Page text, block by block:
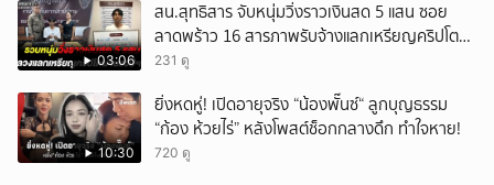
03:06
สน.สุทธิสาร จับหนุ่มวิ่งราวเงินสด 5 แสน ซอย
ลาดพร้าว 16 สารภาพรับจ้างแลกเหรียญคริปโต
ผ่านแอปฯ
231 ดู
10:30
ยิ่งหดหู่! เปิดอายุจริง “น้องพั๊นซ์“ ลูกบุญธรรม
“ก้อง ห้วยไร่” หลังโพสต์ช็อกกลางดึก ทำใจหาย!
720 ดู
ยกเลิก